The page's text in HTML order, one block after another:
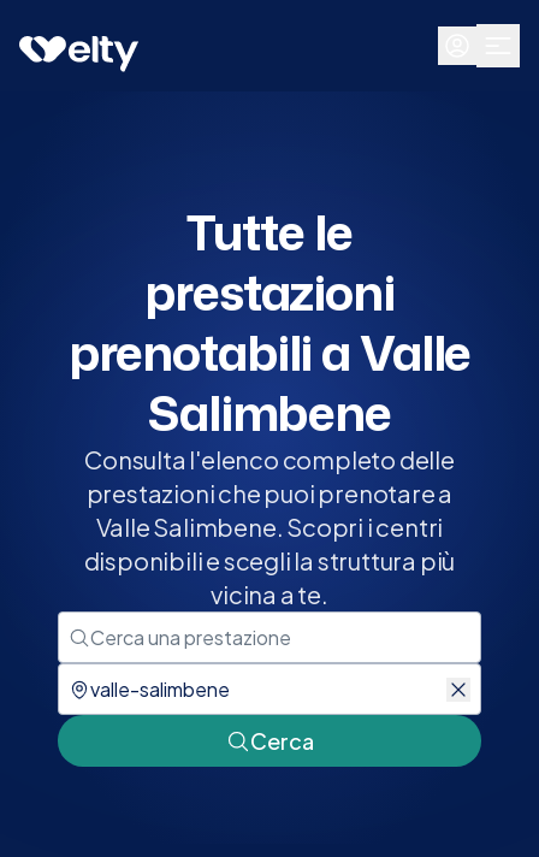
Prenota visita
Tutte le
prestazioni
prenotabili a Valle
Salimbene
Consulta l'elenco completo delle
prestazioni che puoi prenotare a
Valle Salimbene. Scopri i centri
disponibili e scegli la struttura più
vicina a te.
Cerca